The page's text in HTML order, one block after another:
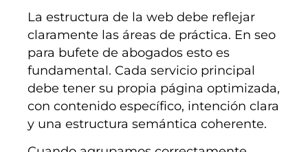
La estructura de la web debe reflejar
claramente las áreas de práctica. En seo
para bufete de abogados esto es
fundamental. Cada servicio principal
debe tener su propia página optimizada,
con contenido específico, intención clara
y una estructura semántica coherente.